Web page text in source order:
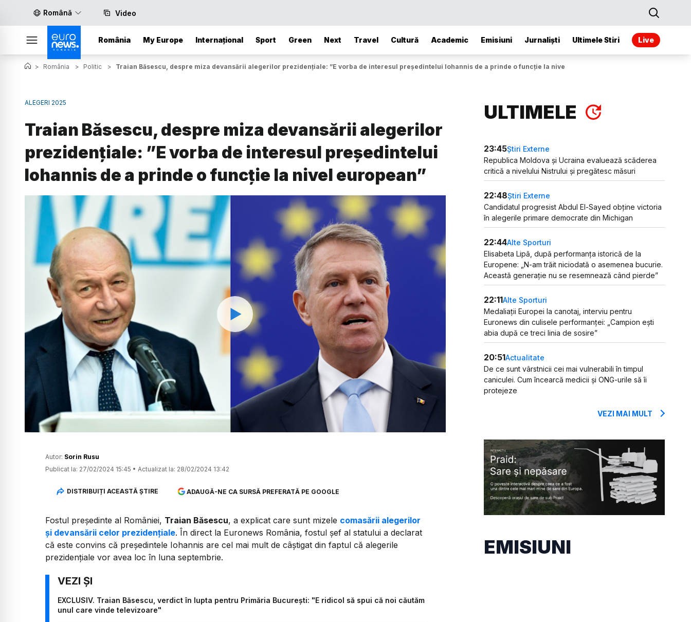
Română Video
România My Europe Internațional Sport Green Next Travel Cultură Academic Emisiuni Jurnaliști Ultimele Stiri Live
> România > Politic > Traian Băsescu, despre miza devansării alegerilor prezidențiale: ”E vorba de interesul președintelui Iohannis de a prinde o funcție la nivel european”
ALEGERI 2025
Traian Băsescu, despre miza devansării alegerilor
prezidențiale: ”E vorba de interesul președintelui
Iohannis de a prinde o funcție la nivel european”
Watch
Autor: Sorin Rusu
Publicat la: 27/02/2024 15:45 • Actualizat la: 28/02/2024 13:42
DISTRIBUIȚI ACEASTĂ ȘTIRE ADAUGĂ-NE CA SURSĂ PREFERATĂ PE GOOGLE
Fostul președinte al României, Traian Băsescu, a explicat care sunt mizele comasării alegerilor
și devansării celor prezidențiale. În direct la Euronews România, fostul șef al statului a declarat
că este convins că președintele Iohannis are cel mai mult de câștigat din faptul că alegerile
prezidențiale vor avea loc în luna septembrie.
EXCLUSIV. Traian Băsescu, verdict în lupta pentru Primăria București: "E ridicol să spui că noi căutăm
unul care vinde televizoare"
ULTIMELE
23:45Știri Externe
Republica Moldova și Ucraina evaluează scăderea
critică a nivelului Nistrului și pregătesc măsuri
22:48Știri Externe
Candidatul progresist Abdul El-Sayed obține victoria
în alegerile primare democrate din Michigan
22:44Alte Sporturi
Elisabeta Lipă, după performanța istorică de la
Europene: „N-am trăit niciodată o asemenea bucurie.
Această generație nu se resemnează când pierde”
22:11Alte Sporturi
Medaliații Europei la canotaj, interviu pentru
Euronews din culisele performanței: „Campion ești
abia după ce treci linia de sosire”
20:51Actualitate
De ce sunt vârstnicii cei mai vulnerabili în timpul
caniculei. Cum încearcă medicii și ONG-urile să îi
protejeze
VEZI MAI MULT
EMISIUNI